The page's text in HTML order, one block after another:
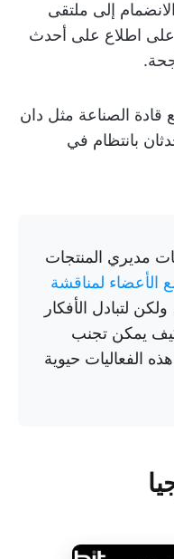
إلى ملتقى
على اطلاع على أحدث
قادة الصناعة مثل دان
بانتظام في
مديري المنتجات
الأعضاء لمناقشة
لتبادل الأفكار
يمكن تجنب
الفعاليات حيوية